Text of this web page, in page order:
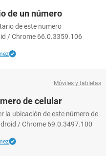
de un número
de este numero
/ Chrome 66.0.3359.106
Móviles y tabletas
de celular
la ubicación de este número de
/ Chrome 69.0.3497.100